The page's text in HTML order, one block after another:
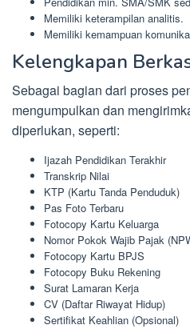
Memiliki keterampilan analitis.
Memiliki kemampuan
Kelengkapan
Sebagai bagian dari proses
mengumpulkan dan
diperlukan, seperti:
Ijazah Pendidikan Terakhir
Transkrip Nilai
KTP (Kartu Tanda Penduduk)
Pas Foto Terbaru
Fotocopy Kartu Keluarga
Nomor Pokok Wajib Pajak
Fotocopy Kartu BPJS
Fotocopy Buku Rekening
Surat Lamaran Kerja
CV (Daftar Riwayat Hidup)
Sertifikat Keahlian (Opsional)